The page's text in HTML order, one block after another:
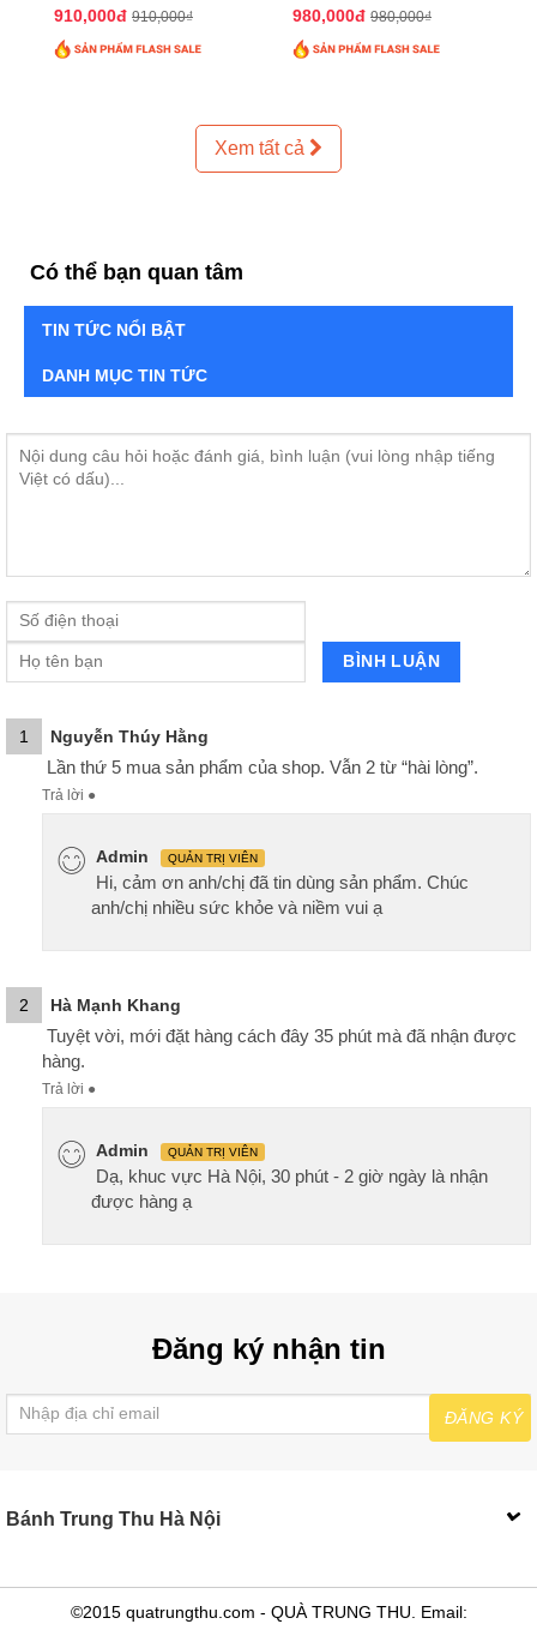
910,000đ 910,000₫ 980,000đ 980,000₫
Xem tất cả
Có thể bạn quan tâm
TIN TỨC NỔI BẬT
DANH MỤC TIN TỨC
1 Nguyễn Thúy Hằng
Lần thứ 5 mua sản phẩm của shop. Vẫn 2 từ “hài lòng”.
Trả lời ●
Admin QUẢN TRỊ VIÊN
Hi, cảm ơn anh/chị đã tin dùng sản phẩm. Chúc
anh/chị nhiều sức khỏe và niềm vui ạ
2 Hà Mạnh Khang
Tuyệt vời, mới đặt hàng cách đây 35 phút mà đã nhận được
hàng.
Trả lời ●
Admin QUẢN TRỊ VIÊN
Dạ, khuc vực Hà Nội, 30 phút - 2 giờ ngày là nhận
được hàng ạ
Đăng ký nhận tin
ĐĂNG KÝ
Bánh Trung Thu Hà Nội
©2015 quatrungthu.com - QUÀ TRUNG THU. Email: